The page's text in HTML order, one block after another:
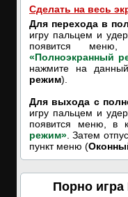
Сделать на весь
Для перехода в
игру пальцем и
появится
«Полноэкранный
нажмите на
режим).
Для выхода с
игру пальцем и
появится меню, в
режим» . Затем
пункт меню (
Порно игра